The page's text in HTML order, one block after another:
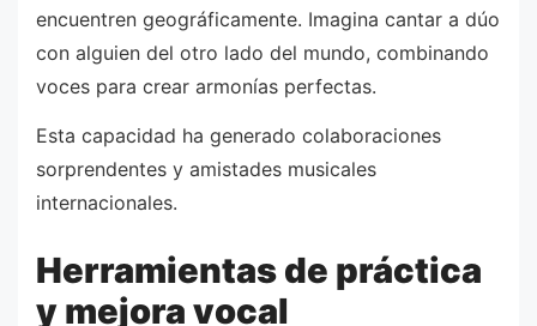
encuentren geográficamente. Imagina cantar a dúo
con alguien del otro lado del mundo, combinando
voces para crear armonías perfectas.
Esta capacidad ha generado colaboraciones
sorprendentes y amistades musicales
internacionales.
Herramientas de práctica
y mejora vocal